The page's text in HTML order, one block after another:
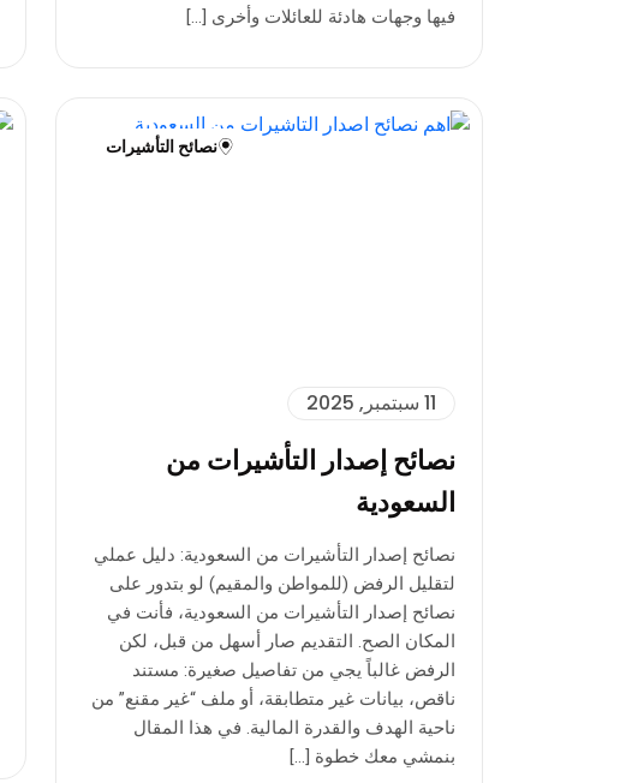
فيها وجهات هادئة للعائلات وأخرى […]
نصائح التأشيرات
11 سبتمبر, 2025
نصائح إصدار التأشيرات من
السعودية
نصائح إصدار التأشيرات من السعودية: دليل عملي
لتقليل الرفض (للمواطن والمقيم) لو بتدور على
نصائح إصدار التأشيرات من السعودية، فأنت في
المكان الصح. التقديم صار أسهل من قبل، لكن
الرفض غالباً يجي من تفاصيل صغيرة: مستند
ناقص، بيانات غير متطابقة، أو ملف “غير مقنع” من
ناحية الهدف والقدرة المالية. في هذا المقال
بنمشي معك خطوة […]